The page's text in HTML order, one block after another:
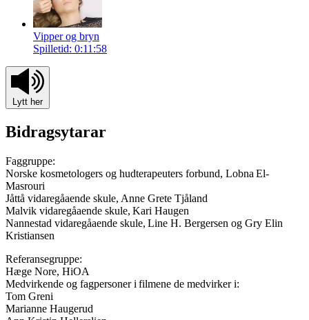
Vipper og bryn
Spilletid: 0:11:58
Lytt her
Bidragsytarar
Faggruppe:
Norske kosmetologers og hudterapeuters forbund, Lobna El-
Masrouri
Jåttå vidaregåaende skule, Anne Grete Tjåland
Malvik vidaregåaende skule, Kari Haugen
Nannestad vidaregåaende skule, Line H. Bergersen og Gry Elin
Kristiansen
Referansegruppe:
Hæge Nore, HiOA
Medvirkende og fagpersoner i filmene de medvirker i:
Tom Greni
Marianne Haugerud